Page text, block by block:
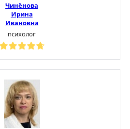
Чинёнова
Ирина
Ивановна
психолог